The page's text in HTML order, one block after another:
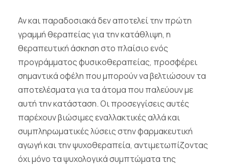
Αν και παραδοσιακά δεν αποτελεί την πρώτη
γραμμή θεραπείας για την κατάθλιψη, η
θεραπευτική άσκηση στο πλαίσιο ενός
προγράμματος φυσικοθεραπείας, προσφέρει
σημαντικά οφέλη που μπορούν να βελτιώσουν τα
αποτελέσματα για τα άτομα που παλεύουν με
αυτή την κατάσταση. Οι προσεγγίσεις αυτές
παρέχουν βιώσιμες εναλλακτικές αλλά και
συμπληρωματικές λύσεις στην φαρμακευτική
αγωγή και την ψυχοθεραπεία, αντιμετωπίζοντας
όχι μόνο τα ψυχολογικά συμπτώματα της